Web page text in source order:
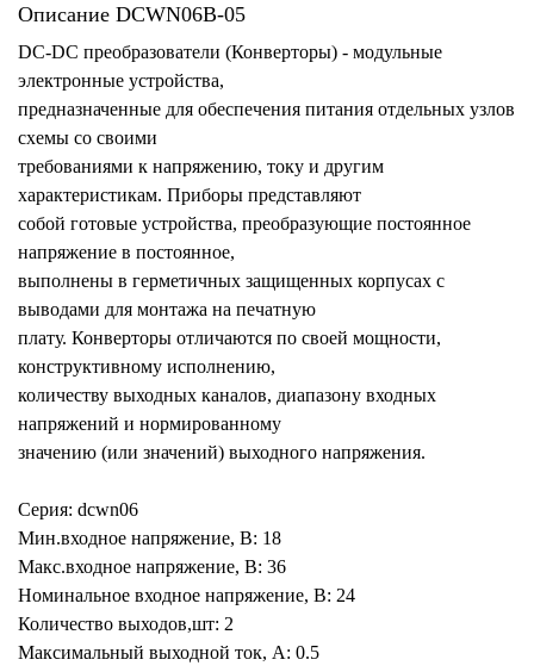
Описание DCWN06B-05
DC-DC преобразователи (Конверторы) - модульные
электронные устройства,
предназначенные для обеспечения питания отдельных узлов
схемы со своими
требованиями к напряжению, току и другим
характеристикам. Приборы представляют
собой готовые устройства, преобразующие постоянное
напряжение в постоянное,
выполнены в герметичных защищенных корпусах с
выводами для монтажа на печатную
плату. Конверторы отличаются по своей мощности,
конструктивному исполнению,
количеству выходных каналов, диапазону входных
напряжений и нормированному
значению (или значений) выходного напряжения.
Серия: dcwn06
Мин.входное напряжение, В: 18
Макс.входное напряжение, В: 36
Номинальное входное напряжение, В: 24
Количество выходов,шт: 2
Максимальный выходной ток, А: 0.5